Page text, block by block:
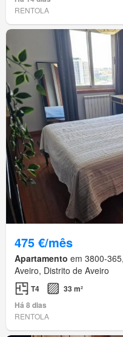
RENTOLA
475 €/mês
Apartamento em 3800-
Aveiro, Distrito de Aveiro
T4
33 m²
Há 8 dias
RENTOLA